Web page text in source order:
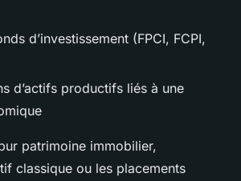
d’investissement (FPCI, FCPI,
d’actifs productifs liés à une
patrimoine immobilier,
classique ou les placements